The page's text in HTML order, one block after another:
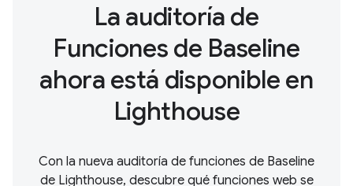
La auditoría de
Funciones de Baseline
ahora está disponible en
Lighthouse
Con la nueva auditoría de funciones de Baseline
de Lighthouse, descubre qué funciones web se